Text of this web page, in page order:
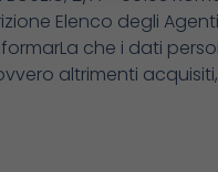
Elenco degli
che i dati
altrimenti